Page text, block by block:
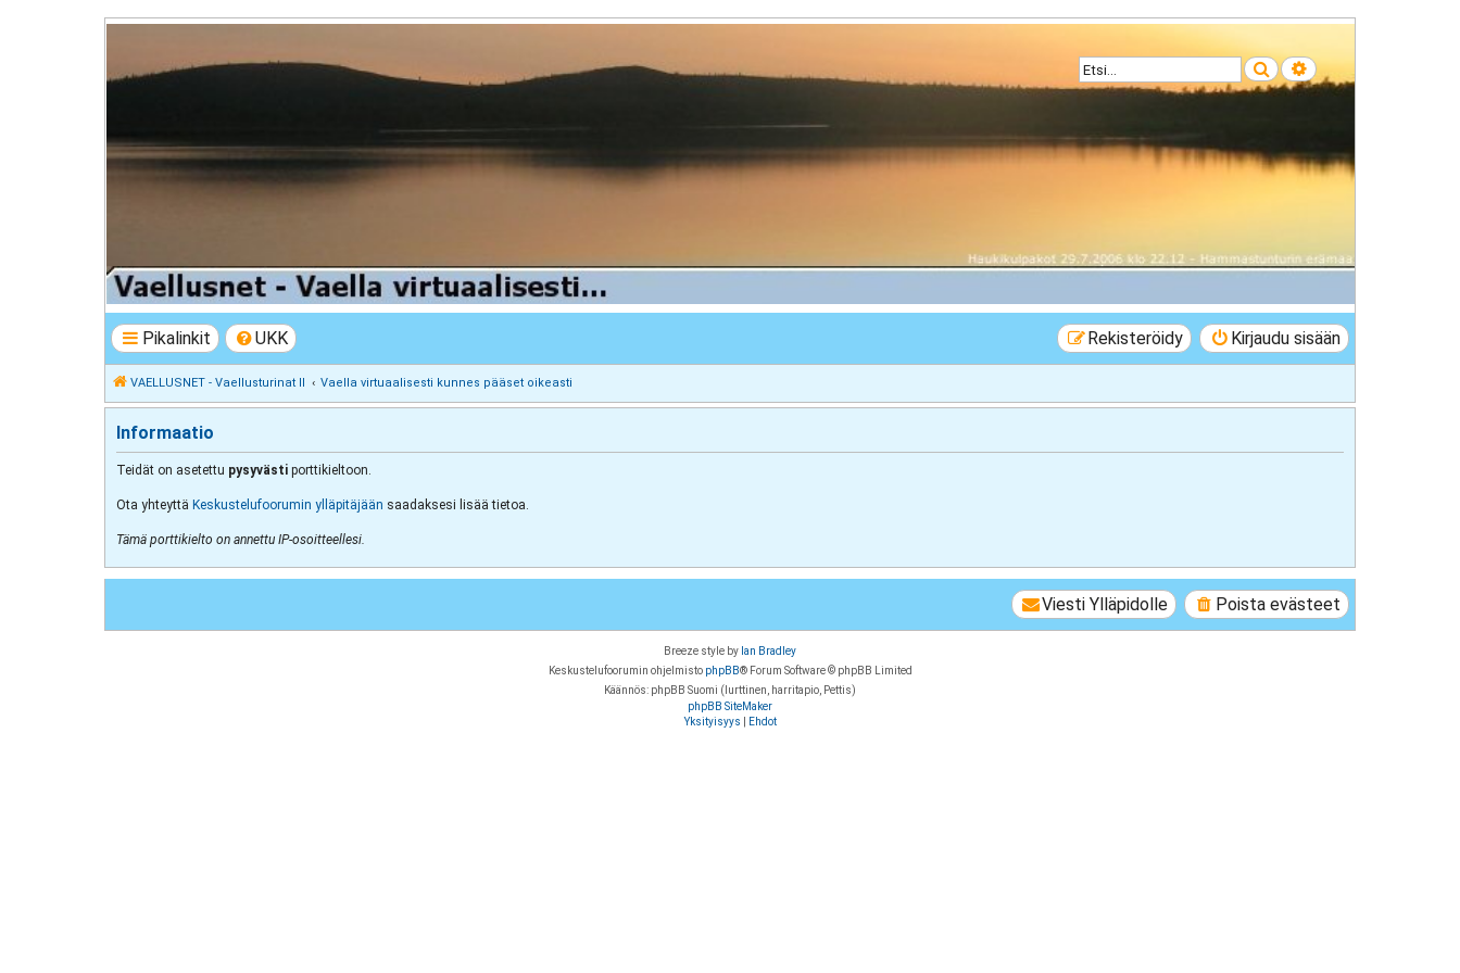
Etsi Tarkennettu haku
VAELLUSNET - Vaellusturinat II
Keskustelua vaeltamisesta ja Lapista
Pikalinkit UKK Kirjaudu sisään
Rekisteröidy
VAELLUSNET - Vaellusturinat II Vaella virtuaalisesti kunnes pääset oikeasti
Informaatio
Teidät on asetettu pysyvästi porttikieltoon.
Ota yhteyttä Keskustelufoorumin ylläpitäjään saadaksesi lisää tietoa.
Tämä porttikielto on annettu IP-osoitteellesi.
Poista evästeet
Viesti Ylläpidolle
Breeze style by Ian Bradley
Keskustelufoorumin ohjelmisto phpBB® Forum Software © phpBB Limited
Käännös: phpBB Suomi (lurttinen, harritapio, Pettis)
phpBB SiteMaker
Yksityisyys
Ehdot